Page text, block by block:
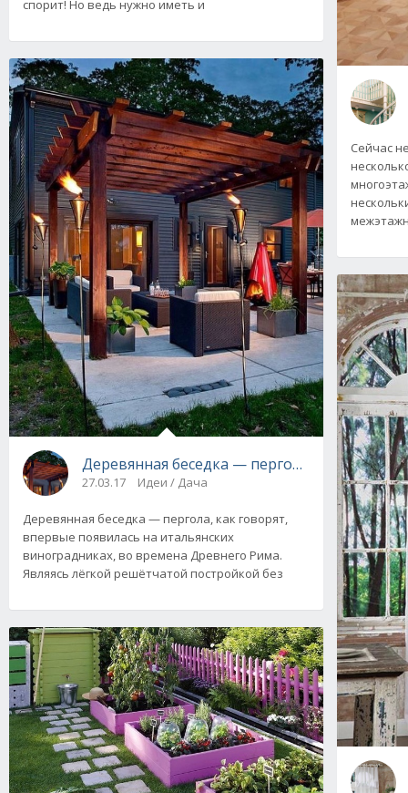
спорит! Но ведь нужно иметь и
Деревянная беседка — пергола своими
27.03.17 Идеи / Дача
Деревянная беседка — пергола, как говорят,
впервые появилась на итальянских
виноградниках, во времена Древнего Рима.
Являясь лёгкой решётчатой постройкой без
Сейчас